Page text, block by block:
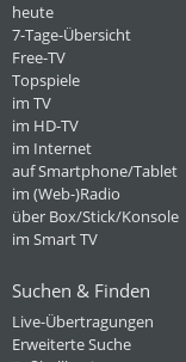
heute
7-Tage-Übersicht
Free-TV
Topspiele
im TV
im HD-TV
im Internet
auf Smartphone/Tablet
im (Web-)Radio
über Box/Stick/Konsole
im Smart TV
Suchen & Finden
Live-Übertragungen
Erweiterte Suche